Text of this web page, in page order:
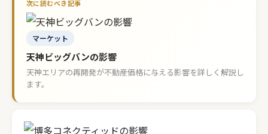
マーケット
天神ビッグバンの影響
天神エリアの再開発が不動産価格に与える影響を詳しく解説し
ます。